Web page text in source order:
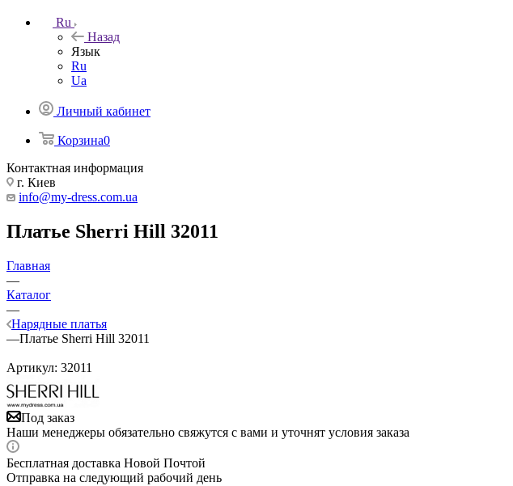
Ru
Назад
Язык
Ru
Ua
Личный кабинет
Корзина0
Контактная информация
г. Киев
info@my-dress.com.ua
Платье Sherri Hill 32011
Главная
—
Каталог
—
Нарядные платья
—Платье Sherri Hill 32011
Артикул: 32011
Под заказ
Наши менеджеры обязательно свяжутся с вами и уточнят условия заказа
Бесплатная доставка Новой Почтой
Отправка на следующий рабочий день